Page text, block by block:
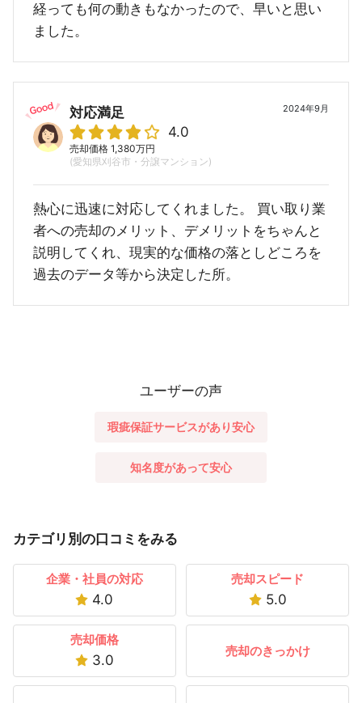
経っても何の動きもなかったので、早いと思い
ました。
2024年9月
対応満足
4.0
売却価格 1,380万円
(愛知県刈谷市・分譲マンション)
熱心に迅速に対応してくれました。 買い取り業
者への売却のメリット、デメリットをちゃんと
説明してくれ、現実的な価格の落としどころを
過去のデータ等から決定した所。
ユーザーの声
瑕疵保証サービスがあり安心
知名度があって安心
カテゴリ別の口コミをみる
企業・社員の対応
4.0
売却スピード
5.0
売却価格
3.0
売却のきっかけ